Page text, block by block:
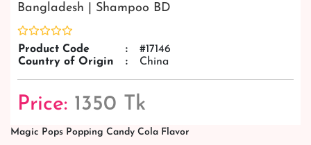
Bangladesh | Shampoo BD
Product Code :
#17146
Country of Origin
: China
Price: 1350 Tk
Magic Pops Popping Candy Cola Flavor